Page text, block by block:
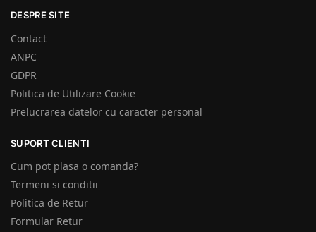
DESPRE SITE
Contact
ANPC
GDPR
Politica de Utilizare Cookie
Prelucrarea datelor cu caracter personal
SUPORT CLIENTI
Cum pot plasa o comanda?
Termeni si conditii
Politica de Retur
Formular Retur